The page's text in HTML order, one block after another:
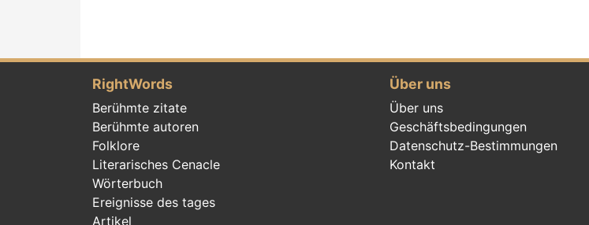
RightWords
Berühmte zitate
Berühmte autoren
Folklore
Literarisches Cenacle
Wörterbuch
Ereignisse des tages
Artikel
Über uns
Über uns
Geschäftsbedingungen
Datenschutz-Bestimmungen
Kontakt